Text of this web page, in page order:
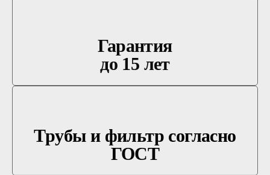
Гарантия
до 15 лет
Трубы и фильтр согласно
ГОСТ